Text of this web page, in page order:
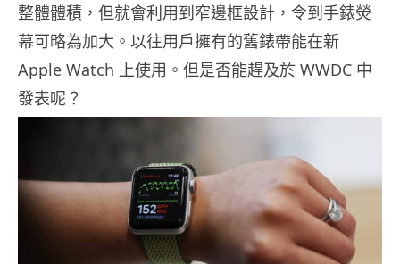
整體體積，但就會利用到窄邊框設計，令到手錶熒
幕可略為加大。以往用戶擁有的舊錶帶能在新
Apple Watch 上使用。但是否能趕及於 WWDC 中
發表呢？